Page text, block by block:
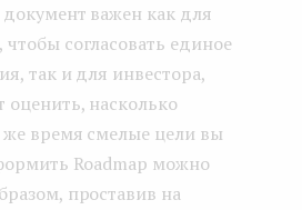
документ важен как для
согласовать единое
так и для инвестора,
насколько
же время смелые цели вы
Roadmap можно
проставив на